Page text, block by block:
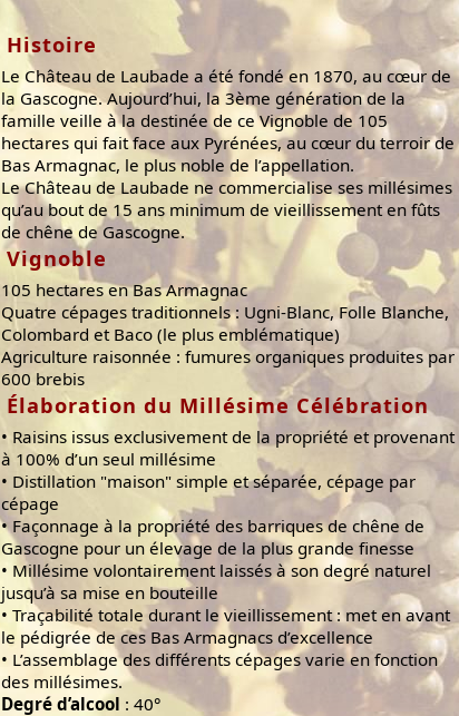
Histoire
Le Château de Laubade a été fondé en 1870, au cœur de
la Gascogne. Aujourd’hui, la 3ème génération de la
famille veille à la destinée de ce Vignoble de 105
hectares qui fait face aux Pyrénées, au cœur du terroir de
Bas Armagnac, le plus noble de l’appellation.
Le Château de Laubade ne commercialise ses millésimes
qu’au bout de 15 ans minimum de vieillissement en fûts
de chêne de Gascogne.
Vignoble
105 hectares en Bas Armagnac
Quatre cépages traditionnels : Ugni-Blanc, Folle Blanche,
Colombard et Baco (le plus emblématique)
Agriculture raisonnée : fumures organiques produites par
600 brebis
Élaboration du Millésime Célébration
• Raisins issus exclusivement de la propriété et provenant
à 100% d’un seul millésime
• Distillation "maison" simple et séparée, cépage par
cépage
• Façonnage à la propriété des barriques de chêne de
Gascogne pour un élevage de la plus grande finesse
• Millésime volontairement laissés à son degré naturel
jusqu’à sa mise en bouteille
• Traçabilité totale durant le vieillissement : met en avant
le pédigrée de ces Bas Armagnacs d’excellence
• L’assemblage des différents cépages varie en fonction
des millésimes.
Degré d’alcool : 40°